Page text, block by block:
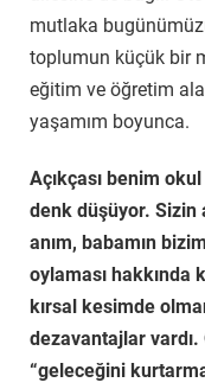
mutlaka
toplumun küçük bir
eğitim ve öğretim
yaşamım boyunca.
Açıkçası benim
denk düşüyor. Sizin
anım, babamın
oylaması hakkında
kırsal kesimde
dezavantajlar
“geleceğini